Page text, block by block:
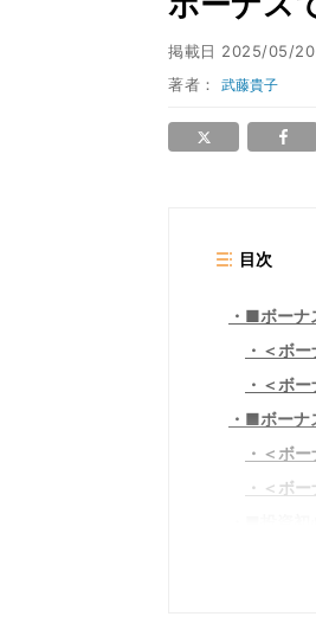
掲載日 2025/05/
著者：武藤貴子
目次
■ボーナ
＜ボ
＜ボ
■ボーナ
＜ボ
＜ボ